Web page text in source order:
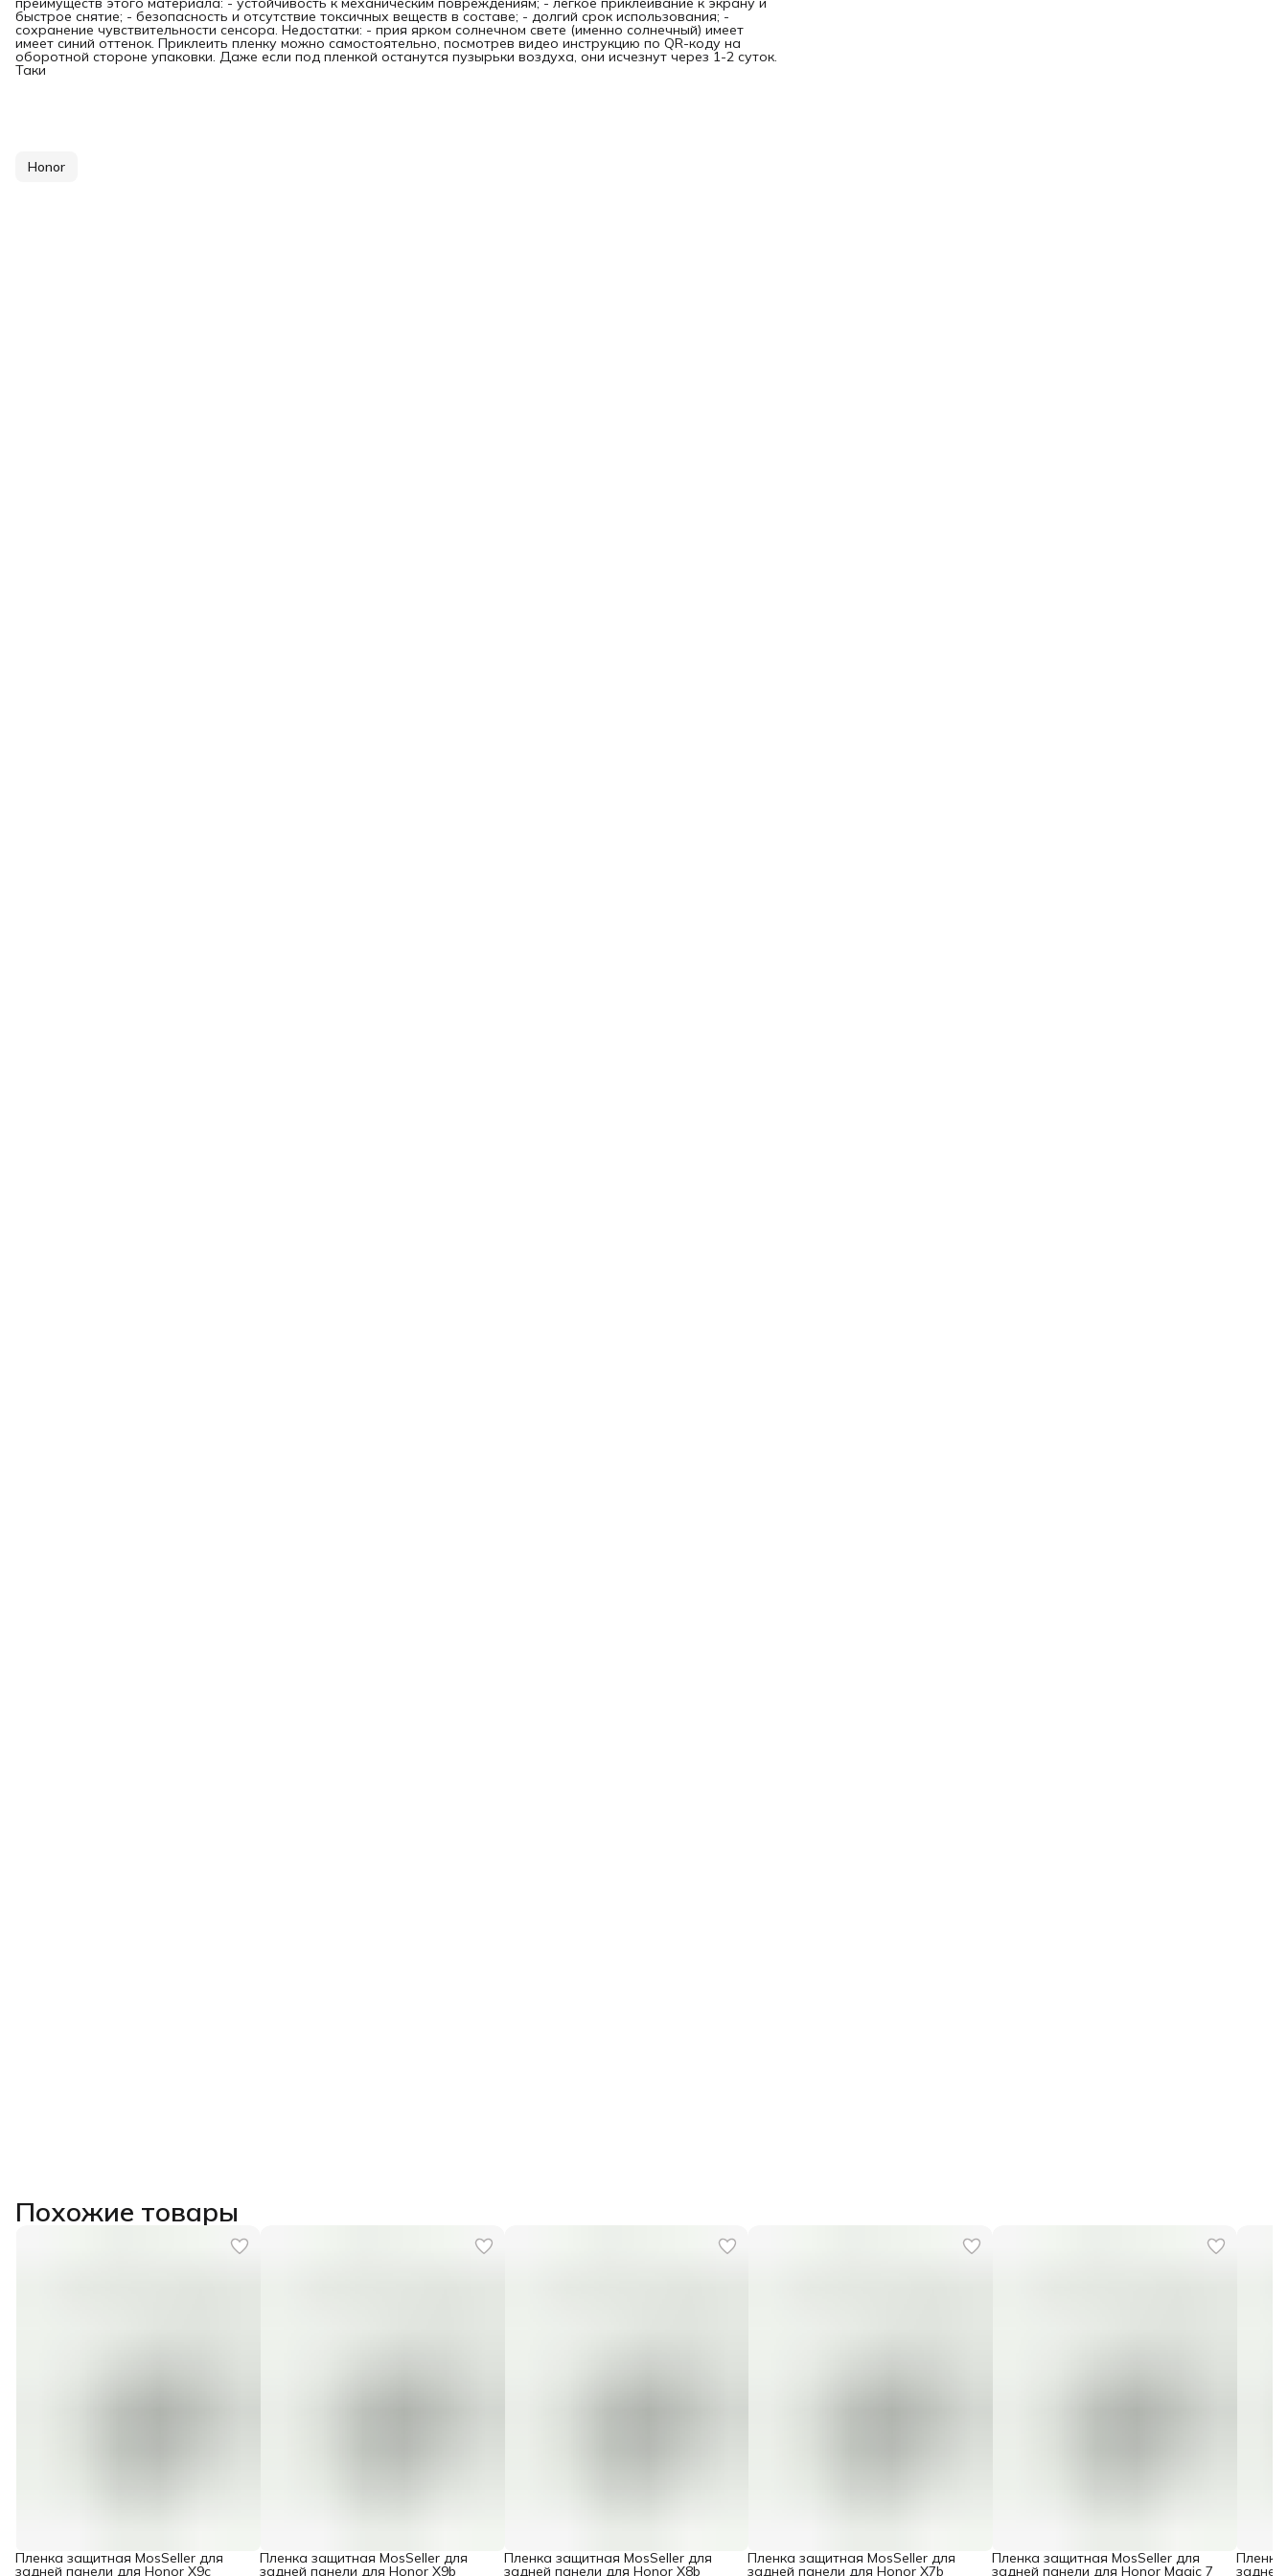
быстрое снятие; - безопасность и отсутствие токсичных веществ в составе; - долгий срок использования; -
сохранение чувствительности сенсора. Недостатки: - прия ярком солнечном свете (именно солнечный) имеет
имеет синий оттенок. Приклеить пленку можно самостоятельно, посмотрев видео инструкцию по QR-коду на
оборотной стороне упаковки. Даже если под пленкой останутся пузырьки воздуха, они исчезнут через 1-2 суток.
Таки
Honor
Похожие товары
Пленка защитная MosSeller для
задней панели для Honor X9c
Пленка защитная MosSeller для
задней панели для Honor X9b
Пленка защитная MosSeller для
задней панели для Honor X8b
Пленка защитная MosSeller для
задней панели для Honor X7b
Пленка защитная MosSeller для
задней панели для Honor Magic 7
Пленка
задней